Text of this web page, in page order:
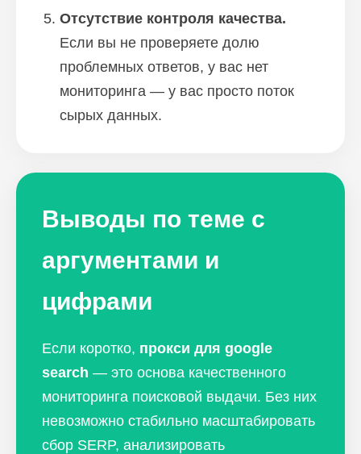
Отсутствие контроля качества.
Если вы не проверяете долю
проблемных ответов, у вас нет
мониторинга — у вас просто поток
сырых данных.
Выводы по теме с
аргументами и
цифрами
Если коротко, прокси для google
search — это основа качественного
мониторинга поисковой выдачи. Без них
невозможно стабильно масштабировать
сбор SERP, анализировать